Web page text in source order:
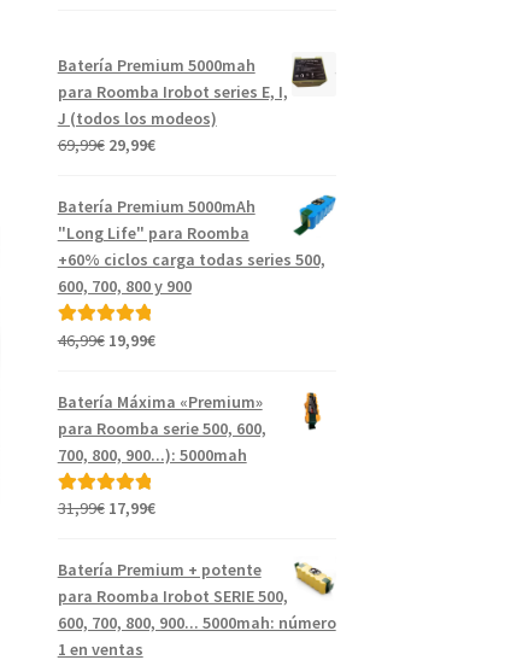
Batería Premium 5000mah
para Roomba Irobot series E, I,
J (todos los modeos)
69,99€ El
original
era:
69,99€.
29,99€El
actual
29,99€.
Batería Premium 5000mAh
"Long Life" para Roomba
+60% ciclos carga todas series 500,
600, 700, 800 y 900
Valorado con
46,99€ El
original
46,99€.
19,99€El
actual
19,99€.
Batería Máxima «Premium»
para Roomba serie 500, 600,
700, 800, 900...): 5000mah
Valorado con
31,99€ El
original
31,99€.
17,99€El
actual
es:
17,99€.
Batería Premium + potente
para Roomba Irobot SERIE 500,
600, 700, 800, 900... 5000mah: número
1 en ventas